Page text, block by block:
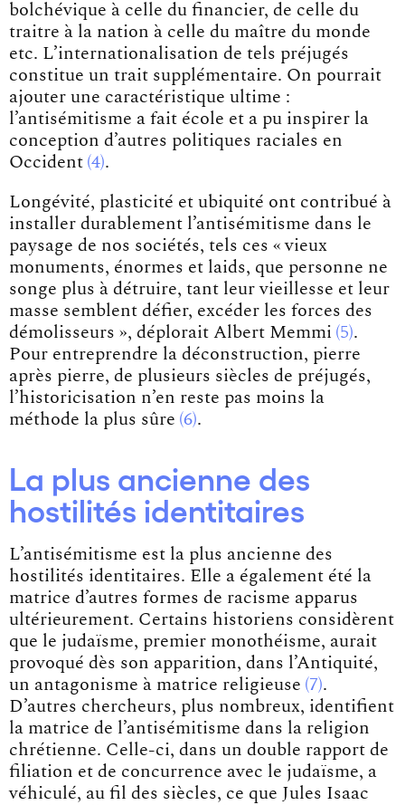
bolchévique à celle du financier, de celle du
traitre à la nation à celle du maître du monde
etc. L’internationalisation de tels préjugés
constitue un trait supplémentaire. On pourrait
ajouter une caractéristique ultime :
l’antisémitisme a fait école et a pu inspirer la
conception d’autres politiques raciales en
Occident 4 .
Longévité, plasticité et ubiquité ont contribué à
installer durablement l’antisémitisme dans le
paysage de nos sociétés, tels ces « vieux
monuments, énormes et laids, que personne ne
songe plus à détruire, tant leur vieillesse et leur
masse semblent défier, excéder les forces des
démolisseurs », déplorait Albert Memmi 5 .
Pour entreprendre la déconstruction, pierre
après pierre, de plusieurs siècles de préjugés,
l’historicisation n’en reste pas moins la
méthode la plus sûre 6 .
La plus ancienne des
hostilités identitaires
L’antisémitisme est la plus ancienne des
hostilités identitaires. Elle a également été la
matrice d’autres formes de racisme apparus
ultérieurement. Certains historiens considèrent
que le judaïsme, premier monothéisme, aurait
provoqué dès son apparition, dans l’Antiquité,
un antagonisme à matrice religieuse 7 .
D’autres chercheurs, plus nombreux, identifient
la matrice de l’antisémitisme dans la religion
chrétienne. Celle-ci, dans un double rapport de
filiation et de concurrence avec le judaïsme, a
véhiculé, au fil des siècles, ce que Jules Isaac